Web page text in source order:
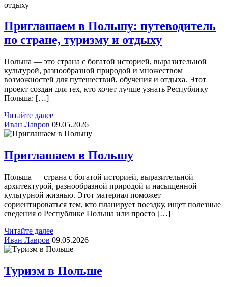
Приглашаем в Польшу: путеводитель
по стране, туризму и отдыху
Польша — это страна с богатой историей, выразительной
культурой, разнообразной природой и множеством
возможностей для путешествий, обучения и отдыха. Этот
проект создан для тех, кто хочет лучше узнать Республику
Польша: […]
Читайте далее
Иван Лавров 09.05.2026
Приглашаем в Польшу
Польша — страна с богатой историей, выразительной
архитектурой, разнообразной природой и насыщенной
культурной жизнью. Этот материал поможет
сориентироваться тем, кто планирует поездку, ищет полезные
сведения о Республике Польша или просто […]
Читайте далее
Иван Лавров 09.05.2026
Туризм в Польше